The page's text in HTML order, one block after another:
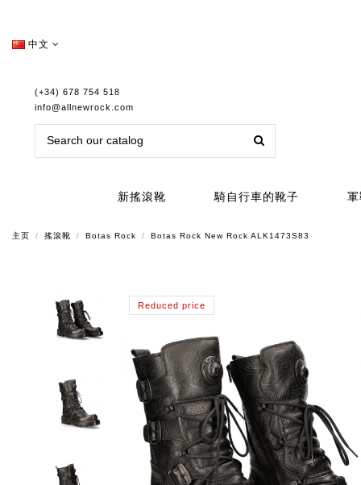
中文
(+34) 678 754 518
info@allnewrock.com
新搖滾靴 騎自行車的靴子
主页 搖滾靴 Botas Rock Botas Rock New Rock ALK1473S83
Reduced price